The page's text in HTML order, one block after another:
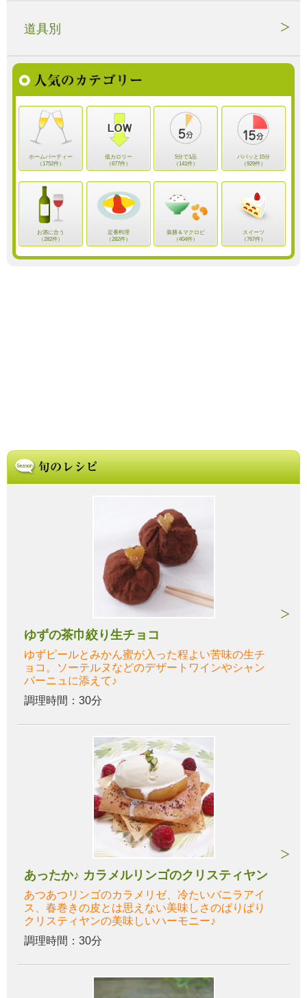
道具別
ホームパーティー
（1752件）
低カロリー
（677件）
5分で1品
（141件）
パパッと15分
（929件）
お酒に合う
（282件）
定番料理
（282件）
薬膳＆マクロビ
（404件）
スイーツ
（767件）
ゆずの茶巾絞り生チョコ
ゆずピールとみかん蜜が入った程よい苦味の生チ
ョコ。ソーテルヌなどのデザートワインやシャン
パーニュに添えて♪
調理時間：30分
あったか♪ カラメルリンゴのクリスティヤン
あつあつリンゴのカラメリゼ、冷たいバニラアイ
ス、春巻きの皮とは思えない美味しさのぱりぱり
クリスティヤンの美味しいハーモニー♪
調理時間：30分